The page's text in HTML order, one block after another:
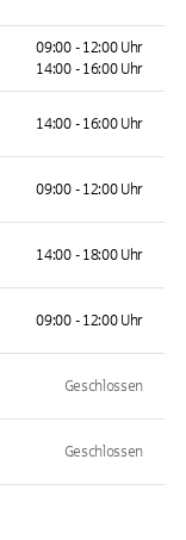
09:00 - 12:00 Uhr
14:00 - 16:00 Uhr
14:00 - 16:00 Uhr
09:00 - 12:00 Uhr
14:00 - 18:00 Uhr
09:00 - 12:00 Uhr
Geschlossen
Geschlossen